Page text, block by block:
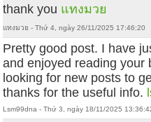
thank you แทงมวย
แทงมวย - Thứ 4, ngày 26/11/2025 17:46:20
Pretty good post. I have
and enjoyed reading your
looking for new posts to
thanks for the useful info.
Lsm99dna - Thứ 3, ngày 18/11/2025